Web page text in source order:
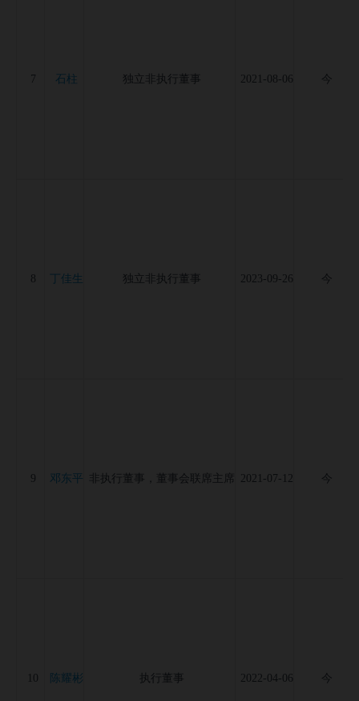
7 石柱 独立非执行董事 2021-08-06 今
8 丁佳生 独立非执行董事 2023-09-26 今
9 邓东平 非执行董事，董事会联席主席 2021-07-12 今
10 陈耀彬 执行董事 2022-04-06 今